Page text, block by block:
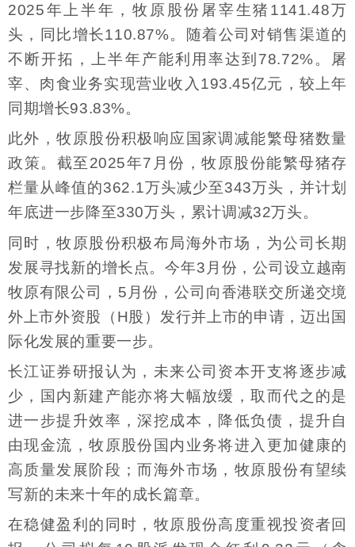
2025年上半年，牧原股份屠宰生猪1141.48万
头，同比增长110.87%。随着公司对销售渠道的
不断开拓，上半年产能利用率达到78.72%。屠
宰、肉食业务实现营业收入193.45亿元，较上年
同期增长93.83%。
此外，牧原股份积极响应国家调减能繁母猪数量
政策。截至2025年7月份，牧原股份能繁母猪存
栏量从峰值的362.1万头减少至343万头，并计划
年底进一步降至330万头，累计调减32万头。
同时，牧原股份积极布局海外市场，为公司长期
发展寻找新的增长点。今年3月份，公司设立越南
牧原有限公司，5月份，公司向香港联交所递交境
外上市外资股（H股）发行并上市的申请，迈出国
际化发展的重要一步。
长江证券研报认为，未来公司资本开支将逐步减
少，国内新建产能亦将大幅放缓，取而代之的是
进一步提升效率，深挖成本，降低负债，提升自
由现金流，牧原股份国内业务将进入更加健康的
高质量发展阶段；而海外市场，牧原股份有望续
写新的未来十年的成长篇章。
在稳健盈利的同时，牧原股份高度重视投资者回